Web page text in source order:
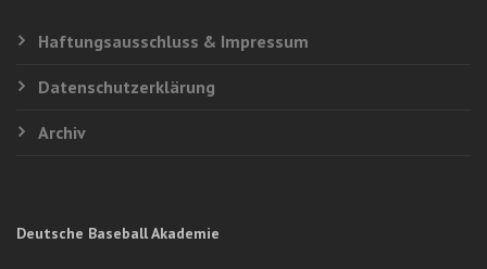
Haftungsausschluss & Impressum
Datenschutzerklärung
Archiv
Deutsche Baseball Akademie